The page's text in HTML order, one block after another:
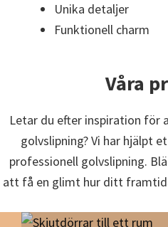
Unika detaljer
Funktionell charm
Våra
Letar du efter inspiration
golvslipning? Vi har hjälpt
professionell golvslipning.
att få en glimt hur ditt